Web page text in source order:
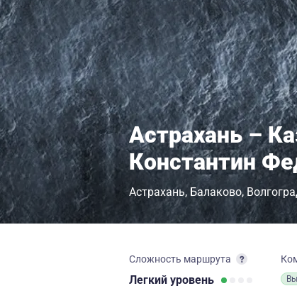
Астрахань –
Константин
Астрахань Балаково
Сложность маршрута
Легкий уровень